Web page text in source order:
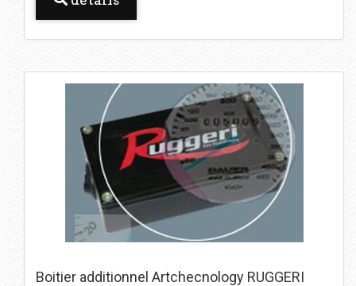
Boitier additionnel Artchecnology RUGGERI